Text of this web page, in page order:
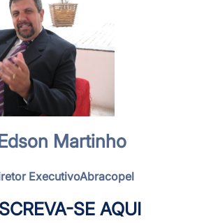
Martinho
ExecutivoAbracopel
SE AQUI